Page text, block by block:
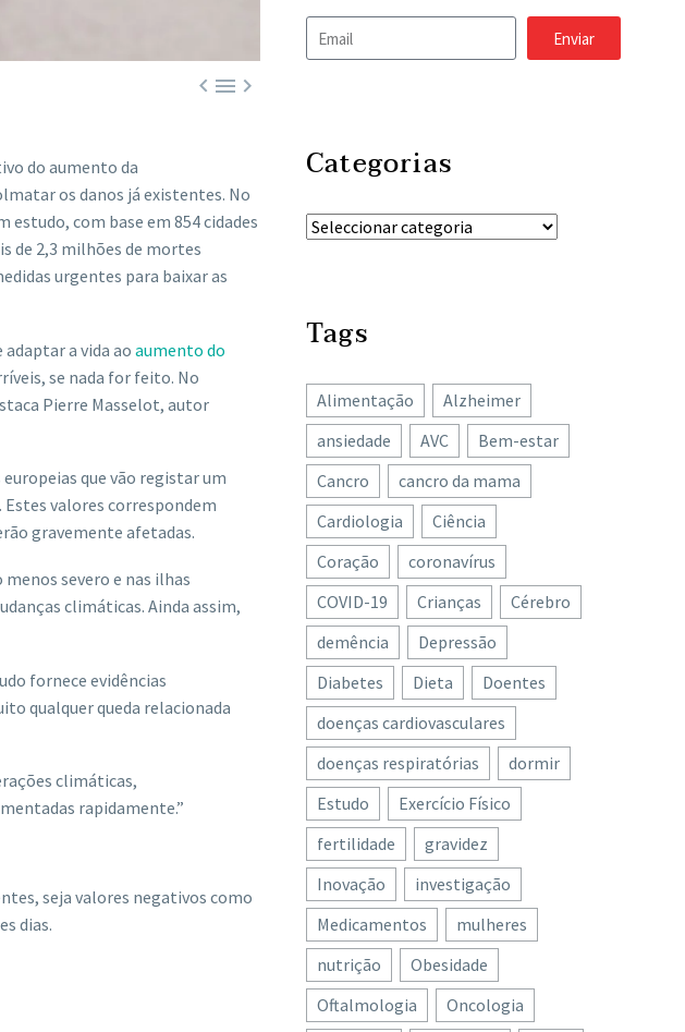

do aumento da
os danos já existentes. No
com base em 854 cidades
de 2,3 milhões de mortes
urgentes para baixar as
a vida ao aumento do
se nada for feito. No
Pierre Masselot, autor
que vão registar um
valores correspondem
gravemente afetadas.
severo e nas ilhas
climáticas. Ainda assim,
fornece evidências
qualquer queda relacionada
climáticas,
rapidamente.”
seja valores negativos como
dias.
Enviar
Categorias
Tags
Alimentação
Alzheimer
ansiedade
AVC
Bem-estar
Cancro
cancro da mama
Cardiologia
Ciência
Coração
coronavírus
COVID-19
Crianças
Cérebro
demência
Depressão
Diabetes
Dieta
Doentes
doenças cardiovasculares
doenças respiratórias
dormir
Estudo
Exercício Físico
fertilidade
gravidez
Inovação
investigação
Medicamentos
mulheres
nutrição
Obesidade
Oftalmologia
Oncologia